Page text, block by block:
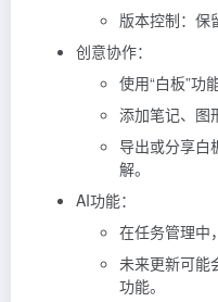
版本控制：保
创意协作：
使用“白板”功
添加笔记、图
导出或分享白
解。
AI功能：
在任务管理中
未来更新可能
功能。